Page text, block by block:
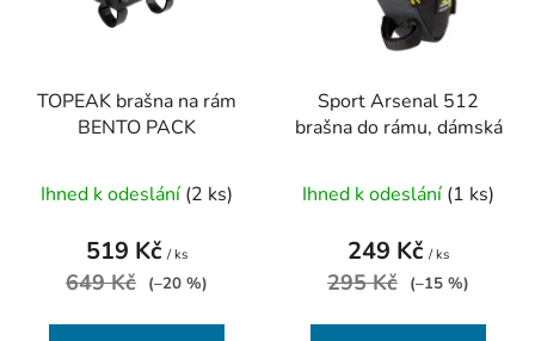
TOPEAK brašna na rám
BENTO PACK
Ihned k odeslání (2 ks)
519 Kč / ks
649 Kč (–20 %)
Sport Arsenal 512
brašna do rámu, dámská
Ihned k odeslání (1 ks)
249 Kč / ks
295 Kč (–15 %)